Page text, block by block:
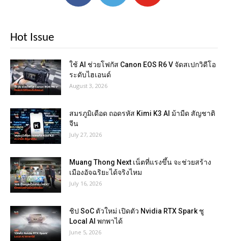
Hot Issue
ใช้ AI ช่วยโฟกัส Canon EOS R6 V จัดสเปกวิดีโอ
ระดับไฮเอนด์
August 3, 2026
สมรภูมิเดือด ถอดรหัส Kimi K3 AI ม้ามืด สัญชาติ
จีน
July 27, 2026
Muang Thong Next เน็ตที่แรงขึ้น จะช่วยสร้าง
เมืองอัจฉริยะได้จริงไหม
July 16, 2026
ชิป SoC ตัวใหม่ เปิดตัว Nvidia RTX Spark ชู
Local AI พกพาได้
June 5, 2026